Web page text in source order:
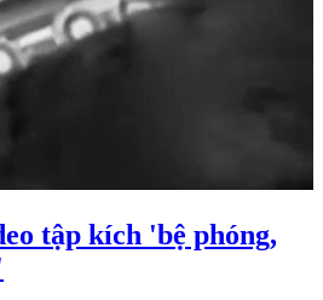
tập kích 'bệ phóng,